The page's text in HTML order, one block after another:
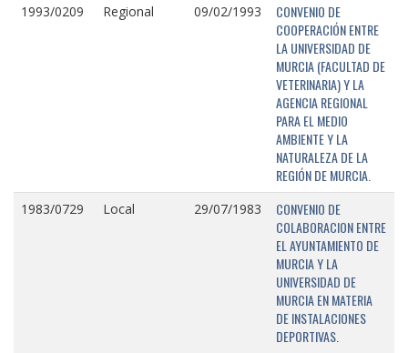
1993/0209 Regional 09/02/1993
CONVENIO DE
COOPERACIÓN ENTRE
LA UNIVERSIDAD DE
MURCIA (FACULTAD DE
VETERINARIA) Y LA
AGENCIA REGIONAL
PARA EL MEDIO
AMBIENTE Y LA
NATURALEZA DE LA
REGIÓN DE MURCIA.
1983/0729 Local 29/07/1983
CONVENIO DE
COLABORACION ENTRE
EL AYUNTAMIENTO DE
MURCIA Y LA
UNIVERSIDAD DE
MURCIA EN MATERIA
DE INSTALACIONES
DEPORTIVAS.